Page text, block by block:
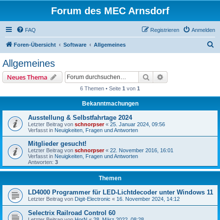
Forum des MEC Arnsdorf
FAQ Anmelden
Registrieren
Foren-Übersicht Software Allgemeines
Allgemeines
Neues Thema Suche
6 Themen • Seite 1 von 1
Bekanntmachungen
Ausstellung & Selbstfahrtage 2024
Letzter Beitrag von schnorpser« 25. Januar 2024, 09:56
Verfasst in Neuigkeiten, Fragen und Antworten
Mitglieder gesucht!
Letzter Beitrag von schnorpser« 22. November 2016, 16:01
Verfasst in Neuigkeiten, Fragen und Antworten
Antworten: 3
Themen
LD4000 Programmer für LED-Lichtdecoder unter Windows 11
Letzter Beitrag von Digit-Electronic « 16. November 2024, 14:12
Selectrix Railroad Control 60